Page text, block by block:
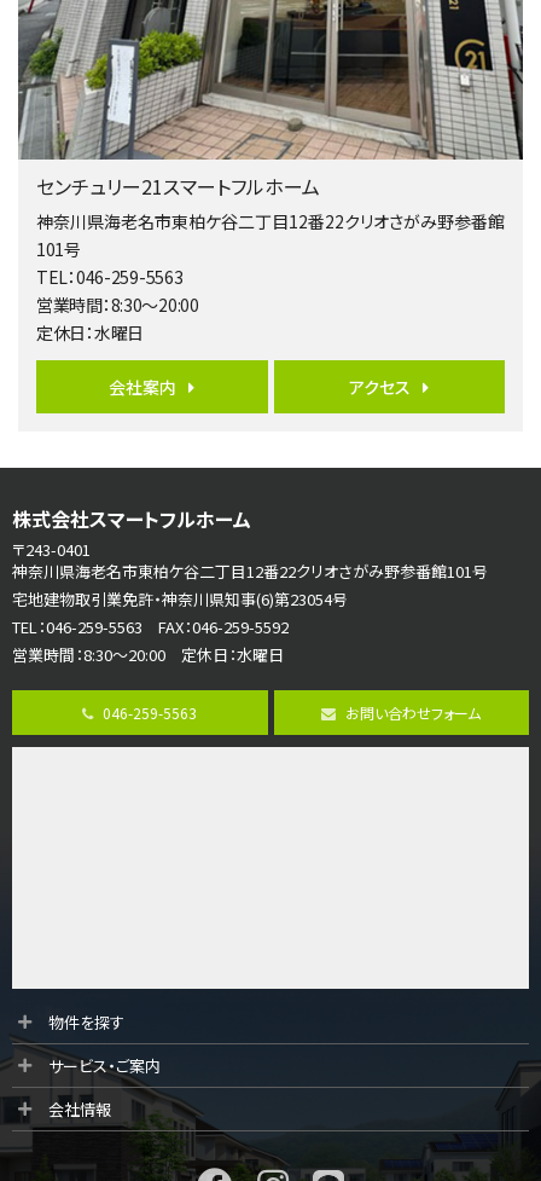
4ＬＤＫ
淵野辺駅
歩17分
南側道路に面しており日当たり良好。 キッチンから…
第5位
3,680万円
バ19分・ 歩8分
開放感があり日当たり良好な南西・北西角地区画。 …
第6位
4ＬＤＫ
さがみ野駅
海老名駅
バ15分 歩1分
リビングダイニング部分の床暖房完備 車並列2台駐…
第8位
3,990万円
4ＬＤＫ
古淵駅
第10位
3,598万円
長後駅
全棟ＬＤＫは16帖の4ＬＤＫ！食器洗い乾燥機や浴…
センチュリー21スマートフルホーム
神奈川県海老名市東柏ケ谷二丁目12番22クリオさがみ野参番館
101号
TEL：046-259-5563
営業時間：8:30～20:00
定休日：水曜日
会社案内 アクセス
株式会社スマートフルホーム
〒243-0401
神奈川県海老名市東柏ケ谷二丁目12番22クリオさがみ野参番館101号
宅地建物取引業免許・神奈川県知事(6)第23054号
TEL：046-259-5563 FAX：046-259-5592
営業時間：8:30～20:00 定休日：水曜日
046-259-5563 お問い合わせフォーム
物件を探す
サービス・ご案内
会社情報